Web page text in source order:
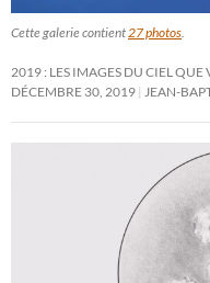
Cette galerie contient27 photos.
2019 : LES IMAGES DU CIEL
DÉCEMBRE 30, 2019 JEAN-